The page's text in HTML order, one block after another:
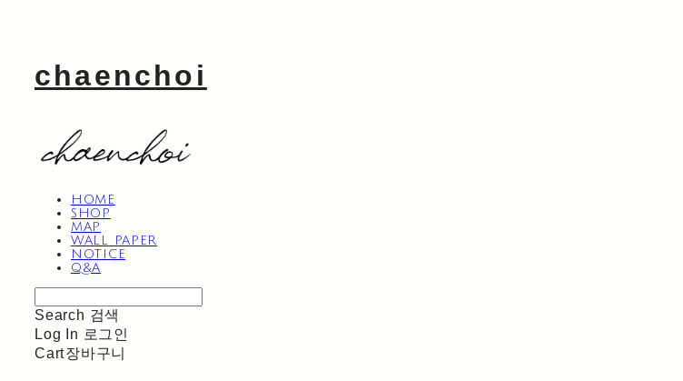
chaenchoi
HOME
SHOP
MAP
WALL PAPER
NOTICE
Q&A
Search 검색
Log In 로그인
Cart장바구니